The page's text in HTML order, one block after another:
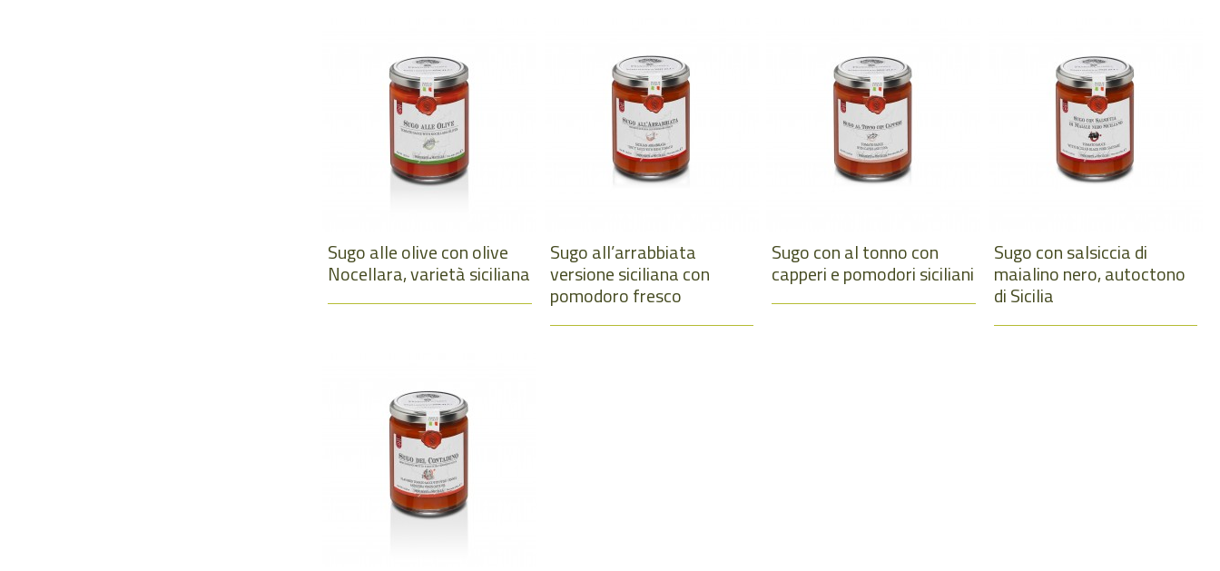
Sugo alle olive con olive
Nocellara, varietà siciliana
Sugo all’arrabbiata
versione siciliana con
pomodoro fresco
Sugo con al tonno con
capperi e pomodori siciliani
Sugo con salsiccia di
maialino nero, autoctono
di Sicilia